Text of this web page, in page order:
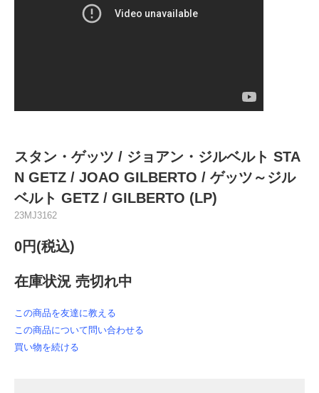
スタン・ゲッツ / ジョアン・ジルベルト STA
N GETZ / JOAO GILBERTO / ゲッツ～ジル
ベルト GETZ / GILBERTO (LP)
23MJ3162
0円(税込)
在庫状況 売切れ中
この商品を友達に教える
この商品について問い合わせる
買い物を続ける